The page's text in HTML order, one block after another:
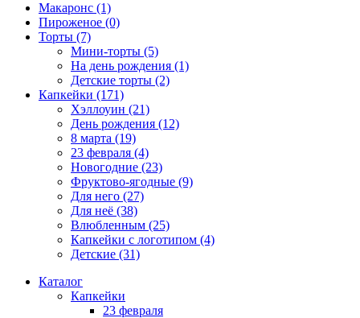
Макаронс (1)
Пироженое (0)
Торты (7)
Мини-торты (5)
На день рождения (1)
Детские торты (2)
Капкейки (171)
Хэллоуин (21)
День рождения (12)
8 марта (19)
23 февраля (4)
Новогодние (23)
Фруктово-ягодные (9)
Для него (27)
Для неё (38)
Влюбленным (25)
Капкейки с логотипом (4)
Детские (31)
Каталог
Капкейки
23 февраля